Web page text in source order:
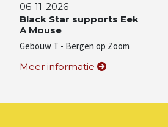
06-11-2026
Black Star supports Eek
A Mouse
Gebouw T - Bergen op Zoom
Meer informatie